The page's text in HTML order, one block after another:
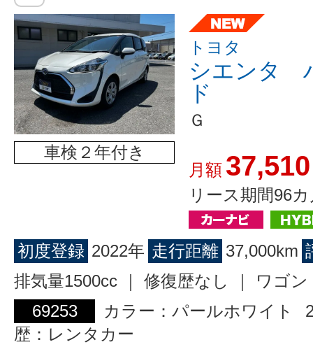
車検２年付き
トヨタ
シエンタ
ド
Ｇ
月額 37,510
リース期間96
初度登録 2022年 走行距離 37,000km
排気量1500cc ｜ 修復歴なし ｜ ワゴ
69253
カラー：パールホワイト
歴：レンタカー